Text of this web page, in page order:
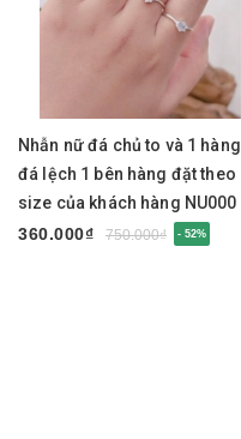
Nhẫn nữ đá chủ to và 1 hàng
đá lệch 1 bên hàng đặt theo
size của khách hàng NU000
360.000₫
750.000₫ - 52%